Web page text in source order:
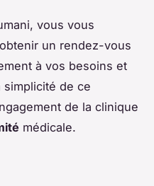
vous vous
un rendez-vous
à vos besoins et
de ce
de la clinique
médicale.